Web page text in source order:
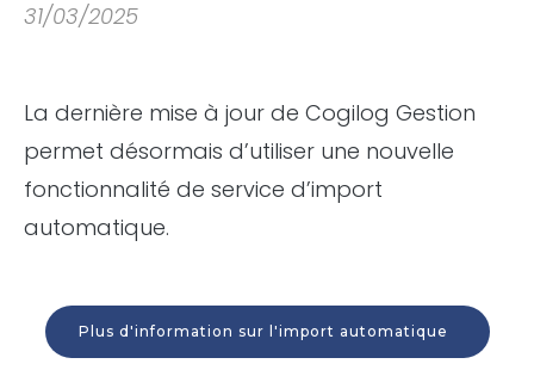
31/03/2025
La dernière mise à jour de Cogilog Gestion
permet désormais d’utiliser une nouvelle
fonctionnalité de service d’import
automatique.
Plus d'information sur l'import automatique